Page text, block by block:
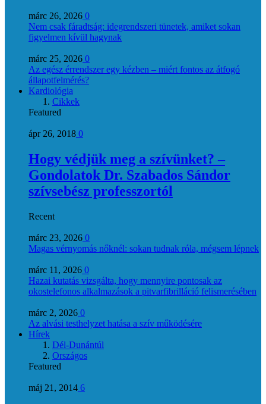
márc 26, 2026 0
Nem csak fáradtság: idegrendszeri tünetek, amiket sokan
figyelmen kívül hagynak
márc 25, 2026 0
Az egész érrendszer egy kézben – miért fontos az átfogó
állapotfelmérés?
Kardiológia
Cikkek
Featured
ápr 26, 2018 0
Hogy védjük meg a szívünket? –
Gondolatok Dr. Szabados Sándor
szívsebész professzortól
Recent
márc 23, 2026 0
Magas vérnyomás nőknél: sokan tudnak róla, mégsem lépnek
márc 11, 2026 0
Hazai kutatás vizsgálta, hogy mennyire pontosak az
okostelefonos alkalmazások a pitvarfibrilláció felismerésében
márc 2, 2026 0
Az alvási testhelyzet hatása a szív működésére
Hírek
Dél-Dunántúl
Országos
Featured
máj 21, 2014 6